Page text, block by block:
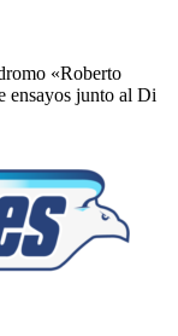
«Roberto
ensayos junto al Di